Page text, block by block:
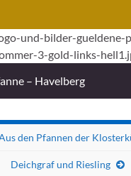
for:
– Havelberg
den Pfannen der
Deichgraf und Riesling